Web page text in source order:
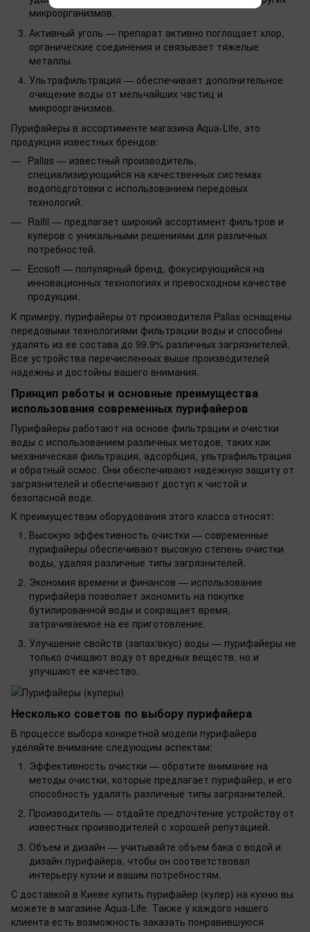
микроорганизмов.
Активный уголь — препарат активно поглощает хлор,
органические соединения и связывает тяжелые
металлы.
Ультрафильтрация — обеспечивает дополнительное
очищение воды от мельчайших частиц и
микроорганизмов.
Пурифайеры в ассортименте магазина Aqua-Life, это
продукция известных брендов:
Pallas — известный производитель,
специализирующийся на качественных системах
водоподготовки с использованием передовых
технологий.
Raifil — предлагает широкий ассортимент фильтров и
кулеров с уникальными решениями для различных
потребностей.
Ecosoft — популярный бренд, фокусирующийся на
инновационных технологиях и превосходном качестве
продукции.
К примеру, пурифайеры от производителя Pallas оснащены
передовыми технологиями фильтрации воды и способны
удалять из ее состава до 99.9% различных загрязнителей.
Все устройства перечисленных выше производителей
надежны и достойны вашего внимания.
Принцип работы и основные преимущества
использования современных пурифайеров
Пурифайеры работают на основе фильтрации и очистки
воды с использованием различных методов, таких как
механическая фильтрация, адсорбция, ультрафильтрация
и обратный осмос. Они обеспечивают надежную защиту от
загрязнителей и обеспечивают доступ к чистой и
безопасной воде.
К преимуществам оборудования этого класса относят:
Высокую эффективность очистки — современные
пурифайеры обеспечивают высокую степень очистки
воды, удаляя различные типы загрязнителей.
Экономия времени и финансов — использование
пурифайера позволяет экономить на покупке
бутилированной воды и сокращает время,
затрачиваемое на ее приготовление.
Улучшение свойств (запах/вкус) воды — пурифайеры не
только очищают воду от вредных веществ, но и
улучшают ее качество.
Несколько советов по выбору пурифайера
В процессе выбора конкретной модели пурифайера
уделяйте внимание следующим аспектам:
Эффективность очистки — обратите внимание на
методы очистки, которые предлагает пурифайер, и его
способность удалять различные типы загрязнителей.
Производитель — отдайте предпочтение устройству от
известных производителей с хорошей репутацией.
Объем и дизайн — учитывайте объем бака с водой и
дизайн пурифайера, чтобы он соответствовал
интерьеру кухни и вашим потребностям.
С доставкой в Киеве купить пурифайер (кулер) на кухню вы
можете в магазине Aqua-Life. Также у каждого нашего
клиента есть возможность заказать понравившуюся